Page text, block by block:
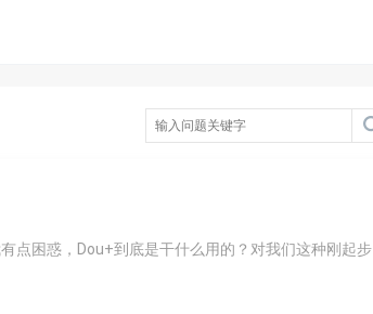
点困惑，Dou+到底是干什么用的？对我们这种刚起步